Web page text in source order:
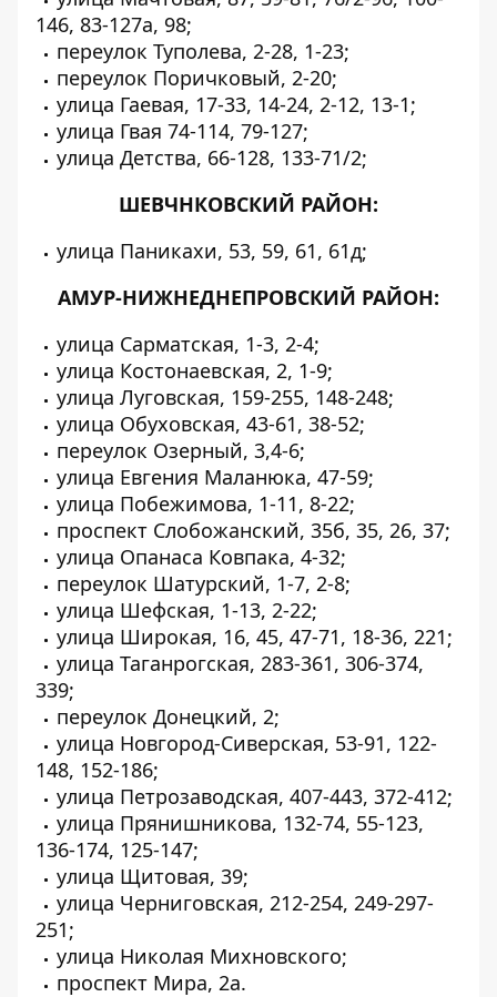
146, 83-127а, 98;
переулок Туполева, 2-28, 1-23;
переулок Поричковый, 2-20;
улица Гаевая, 17-33, 14-24, 2-12, 13-1;
улица Гвая 74-114, 79-127;
улица Детства, 66-128, 133-71/2;
ШЕВЧНКОВСКИЙ РАЙОН:
улица Паникахи, 53, 59, 61, 61д;
АМУР-НИЖНЕДНЕПРОВСКИЙ РАЙОН:
улица Сарматская, 1-3, 2-4;
улица Костонаевская, 2, 1-9;
улица Луговская, 159-255, 148-248;
улица Обуховская, 43-61, 38-52;
переулок Озерный, 3,4-6;
улица Евгения Маланюка, 47-59;
улица Побежимова, 1-11, 8-22;
проспект Слобожанский, 35б, 35, 26, 37;
улица Опанаса Ковпака, 4-32;
переулок Шатурский, 1-7, 2-8;
улица Шефская, 1-13, 2-22;
улица Широкая, 16, 45, 47-71, 18-36, 221;
улица Таганрогская, 283-361, 306-374,
339;
переулок Донецкий, 2;
улица Новгород-Сиверская, 53-91, 122-
148, 152-186;
улица Петрозаводская, 407-443, 372-412;
улица Прянишникова, 132-74, 55-123,
136-174, 125-147;
улица Щитовая, 39;
улица Черниговская, 212-254, 249-297-
251;
улица Николая Михновского;
проспект Мира, 2а.